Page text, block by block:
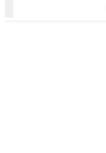
るんだ」共感の声＜日曜日